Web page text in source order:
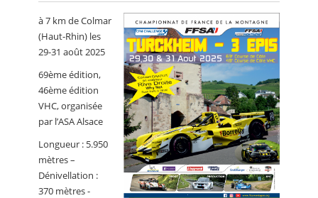
CALENDRIER
FOCUS
VIDEO
ANNUAIRES
PETITES ANNONCES
à 7 km de Colmar
(Haut-Rhin) les
29-31 août 2025
69ème édition,
46ème édition
VHC, organisée
par l’ASA Alsace
Longueur : 5.950
mètres –
Dénivellation :
370 mètres -